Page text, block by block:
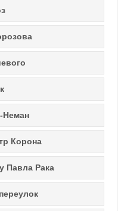
Неман
Корона
Павла Рака